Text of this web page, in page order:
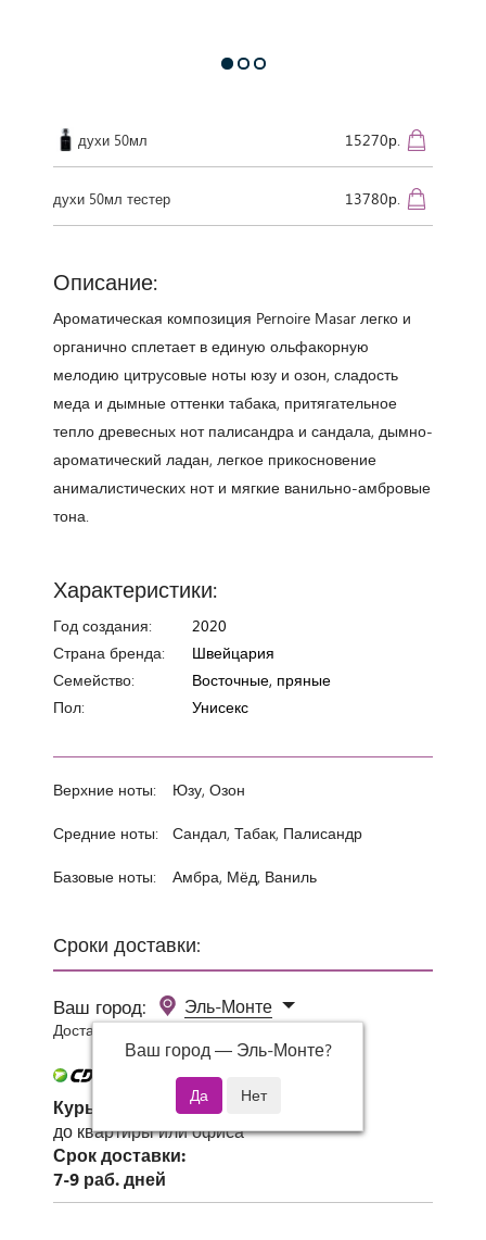
Сроки доставки:
Ваш город:
Эль-Монте
Ваш город — Эль-Монте?
Доставка 0 руб при заказе от 3000 руб.
Курьер СДЭК
до квартиры или офиса
Срок доставки:
7-9 раб. дней
духи 50мл 15270р.
духи 50мл тестер 13780р.
Описание:
Ароматическая композиция Pernoire Masar легко и
органично сплетает в единую ольфакорную
мелодию цитрусовые ноты юзу и озон, сладость
меда и дымные оттенки табака, притягательное
тепло древесных нот палисандра и сандала, дымно-
ароматический ладан, легкое прикосновение
анималистических нот и мягкие ванильно-амбровые
тона.
Характеристики:
Год создания:
2020
Страна бренда:
Швейцария
Семейство:
Восточные, пряные
Пол:
Унисекс
Верхние ноты: Юзу, Озон
Средние ноты: Сандал, Табак, Палисандр
Базовые ноты: Амбра, Мёд, Ваниль